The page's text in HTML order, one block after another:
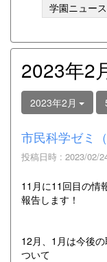
学園ニュー
2023年2
2023年2月
市民科学ゼミ
投稿日時 : 2023/02/
11月に11回目の情
報告します！
12月、1月は今後
ついて